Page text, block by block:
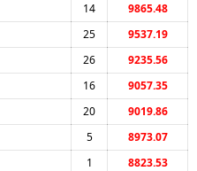
14
9865.48
25
9537.19
26
9235.56
16
9057.35
20
9019.86
5
8973.07
1
8823.53